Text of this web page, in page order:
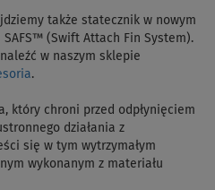
także statecznik w nowym
(Swift Attach Fin System).
w naszym sklepie
.
który chroni przed odpłynięciem
działania z
się w tym wytrzymałym
wykonanym z materiału